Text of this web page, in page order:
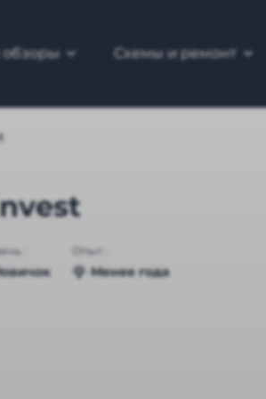
обзоры Схемы и ремонт
: Опыт :
Менее года